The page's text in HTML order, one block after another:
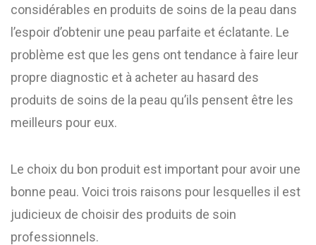
considérables en produits de soins de la peau dans
l’espoir d’obtenir une peau parfaite et éclatante. Le
problème est que les gens ont tendance à faire leur
propre diagnostic et à acheter au hasard des
produits de soins de la peau qu’ils pensent être les
meilleurs pour eux.
Le choix du bon produit est important pour avoir une
bonne peau. Voici trois raisons pour lesquelles il est
judicieux de choisir des produits de soin
professionnels.